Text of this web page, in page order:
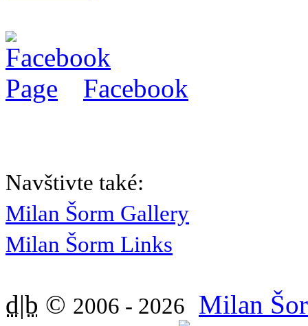
Facebook
Navštivte také:
Milan Šorm Gallery
Milan Šorm Links
d|b © 2006 - 2026
Milan